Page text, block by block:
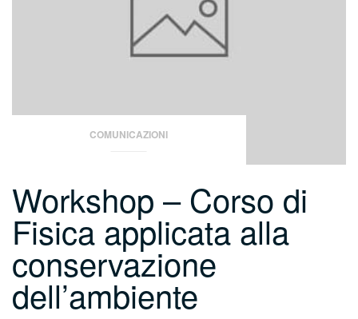
COMUNICAZIONI
Workshop – Corso di
Fisica applicata alla
conservazione
dell’ambiente